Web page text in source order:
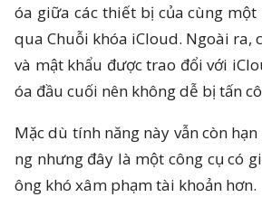
óa giữa các thiết bị của cùng
qua Chuỗi khóa iCloud. Ngoài ra,
và mật khẩu được trao đổi với
óa đầu cuối nên không dễ bị tấn
Mặc dù tính năng này vẫn còn
ng nhưng đây là một công cụ có
ông khó xâm phạm tài khoản hơn.